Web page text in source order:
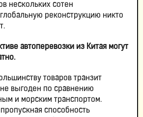
нескольких сотен
реконструкцию никто
автоперевозки из Китая могут
товаров транзит
выгоден по сравнению
и морским транспортом.
способность